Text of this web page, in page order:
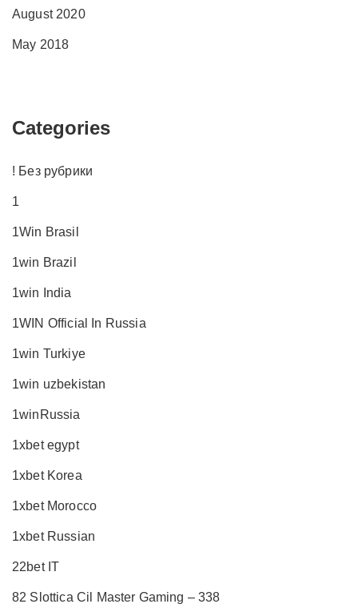
August 2020
May 2018
Categories
! Без рубрики
1
1Win Brasil
1win Brazil
1win India
1WIN Official In Russia
1win Turkiye
1win uzbekistan
1winRussia
1xbet egypt
1xbet Korea
1xbet Morocco
1xbet Russian
22bet IT
82 Slottica Cil Master Gaming – 338